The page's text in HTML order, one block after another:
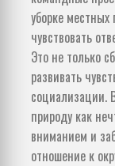
уборке местных
чувствовать
Это не только
развивать
социализации.
природу как
вниманием и
отношение к